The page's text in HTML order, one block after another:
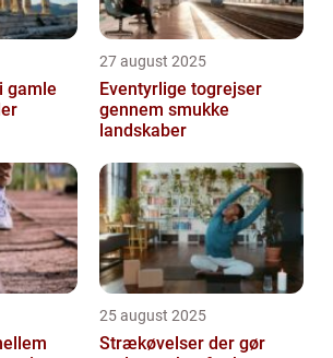
gamle
27 august 2025
Eventyrlige togrejser
gennem smukke
landskaber
25 august 2025
Strækøvelser der gør